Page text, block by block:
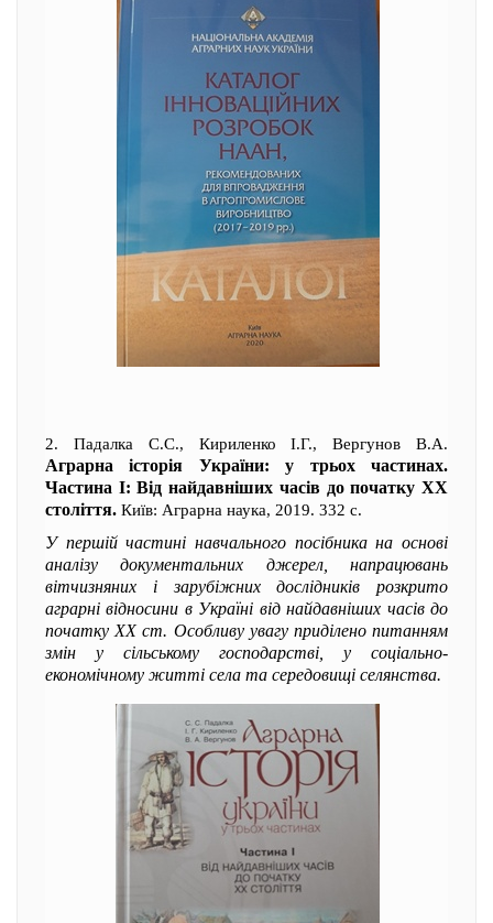
2. Падалка С.С., Кириленко І.Г., Вергунов В.А.
Аграрна історія України: у трьох частинах.
Частина І: Від найдавніших часів до початку ХХ
століття. Київ: Аграрна наука, 2019. 332 с.
У першій частині навчального посібника на основі
аналізу документальних джерел, напрацювань
вітчизняних і зарубіжних дослідників розкрито
аграрні відносини в Україні від найдавніших часів до
початку ХХ ст. Особливу увагу приділено питанням
змін у сільському господарстві, у соціально-
економічному житті села та середовищі селянства.